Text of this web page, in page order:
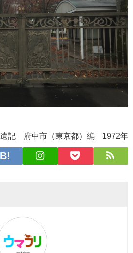
遺記 府中市（東京都）編 1972年